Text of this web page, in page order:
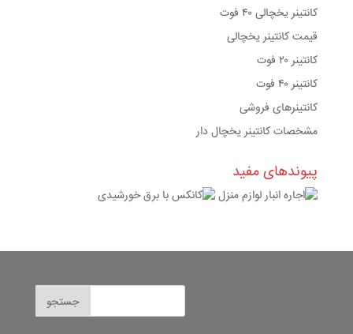
کانتینر یخچالی ۴۰ فوت
قیمت کانتینر یخچالی
کانتینر ۲۰ فوت
کانتینر ۴۰ فوت
کانتینرهای فروشی
مشخصات کانتینر یخچال دار
پیوندهای مفید